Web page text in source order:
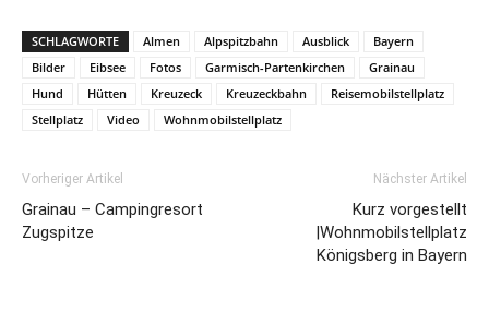
SCHLAGWORTE Almen Alpspitzbahn Ausblick
Bayern
Bilder
Eibsee Fotos Garmisch-Partenkirchen
Grainau
Hund
Hütten Kreuzeck Kreuzeckbahn
Reisemobilstellplatz
Stellplatz
Video Wohnmobilstellplatz
Vorheriger Artikel
Grainau – Campingresort
Zugspitze
Nächster Artikel
Kurz vorgestellt
|Wohnmobilstellplatz
Königsberg in Bayern